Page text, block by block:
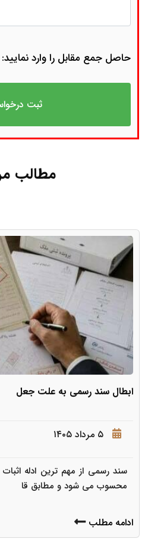
حاصل جمع مقابل را وارد نمایید: (5 +
مطالب
ابطال سند رسمی به علت جعل
۵ مرداد ۱۴۰۵
سند رسمی از مهم ترین ادله
محسوب می شود و مطابق قا
ادامه مطلب